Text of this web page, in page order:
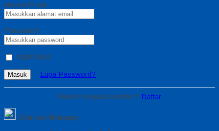
Alamat Email
Password
Ingat Saya
Masuk Lupa Password?
Belum menjadi member? Daftar
Chat via Whatsapp